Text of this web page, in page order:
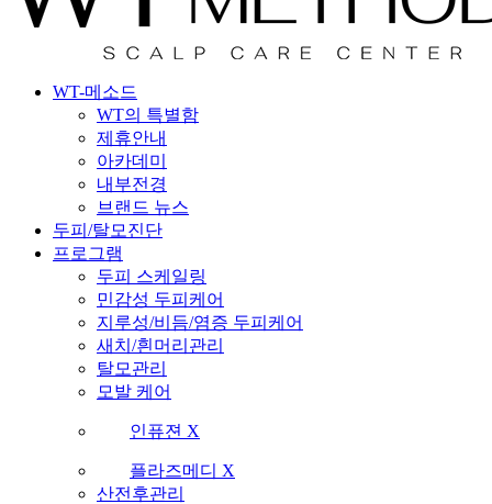
Menu
WT-메소드
WT의 특별함
제휴안내
아카데미
내부전경
브랜드 뉴스
두피/탈모진단
프로그램
두피 스케일링
민감성 두피케어
지루성/비듬/염증 두피케어
새치/흰머리관리
탈모관리
모발 케어
인퓨젼 X
플라즈메디 X
산전후관리